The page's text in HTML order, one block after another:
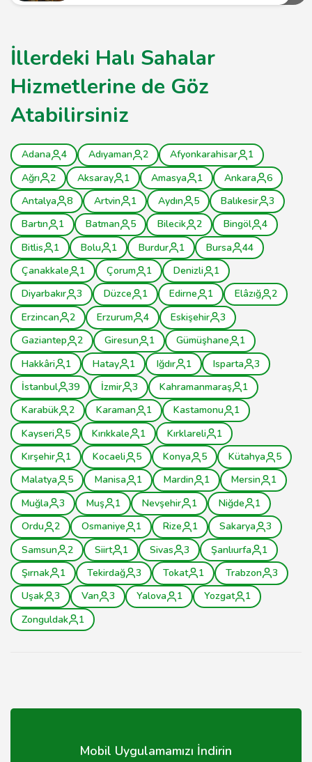
İllerdeki Halı Sahalar
Hizmetlerine de Göz
Atabilirsiniz
Adana 4 Adıyaman 2 Afyonkarahisar
1
Ağrı
2 Aksaray 1 Amasya 1 Ankara
6
Antalya
8 Artvin 1 Aydın 5 Balıkesir
3
Bartın
1 Batman 5 Bilecik 2 Bingöl
4
Bitlis
1 Bolu 1 Burdur 1 Bursa
44
Çanakkale
1 Çorum 1 Denizli
1
Diyarbakır
3 Düzce 1 Edirne 1 Elâzığ
2
Erzincan
2 Erzurum 4 Eskişehir
3
Gaziantep
2 Giresun 1 Gümüşhane
1
Hakkâri
1 Hatay 1 Iğdır 1 Isparta
3
İstanbul
39 İzmir 3 Kahramanmaraş
1
Karabük
2 Karaman 1 Kastamonu
1
Kayseri
5 Kırıkkale 1 Kırklareli
1
Kırşehir
1 Kocaeli 5 Konya 5 Kütahya
5
Malatya
5 Manisa 1 Mardin 1 Mersin
1
Muğla
3 Muş 1 Nevşehir 1 Niğde
1
Ordu
2 Osmaniye 1 Rize 1 Sakarya
3
Samsun
2 Siirt 1 Sivas 3 Şanlıurfa
1
Şırnak
1 Tekirdağ 3 Tokat 1 Trabzon
3
Uşak
3 Van 3 Yalova 1 Yozgat
1
Zonguldak
1
Mobil Uygulamamızı İndirin